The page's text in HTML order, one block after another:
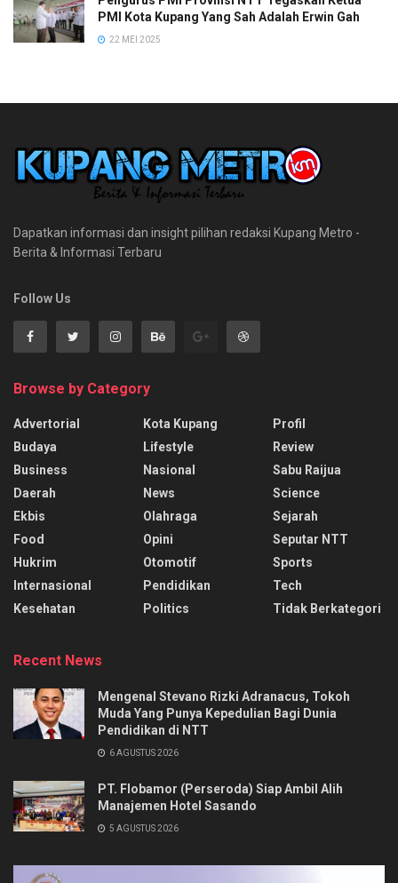
PMI Kota Kupang Yang Sah Adalah Erwin Gah
22 MEI 2025
Dapatkan informasi dan insight pilihan redaksi Kupang Metro -
Berita & Informasi Terbaru
Follow Us
Browse by Category
Advertorial
Budaya
Business
Daerah
Ekbis
Food
Hukrim
Internasional
Kesehatan
Kota Kupang
Lifestyle
Nasional
News
Olahraga
Opini
Otomotif
Pendidikan
Politics
Profil
Review
Sabu Raijua
Science
Sejarah
Seputar NTT
Sports
Tech
Tidak Berkategori
Recent News
Mengenal Stevano Rizki Adranacus, Tokoh
Muda Yang Punya Kepedulian Bagi Dunia
Pendidikan di NTT
6 AGUSTUS 2026
PT. Flobamor (Perseroda) Siap Ambil Alih
Manajemen Hotel Sasando
5 AGUSTUS 2026